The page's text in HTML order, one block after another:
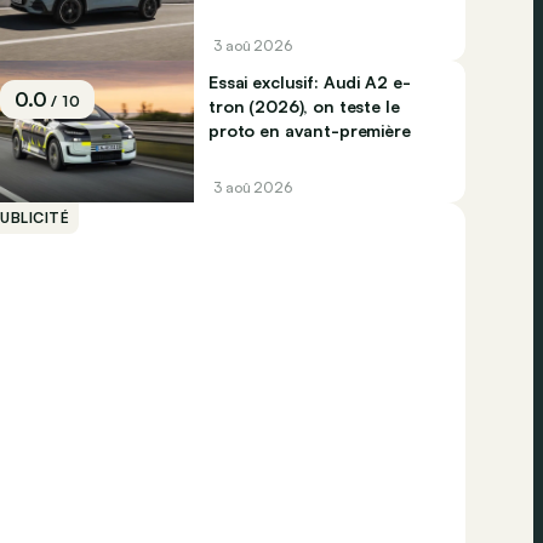
3 aoû 2026
0.0/ 10
Essai exclusif: Audi A2 e-
tron (2026), on teste le
proto en avant-première
3 aoû 2026